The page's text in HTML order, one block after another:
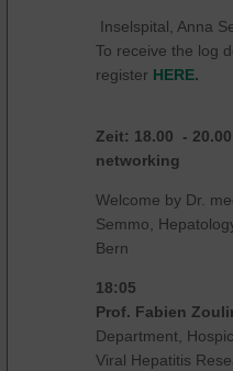
Inselspital, Anna
To receive the log
register HERE.
Zeit: 18.00 -
networking
Welcome by Dr.
Semmo,
Bern
18:05
Prof. Fabien
Department,
Viral Hepatitis